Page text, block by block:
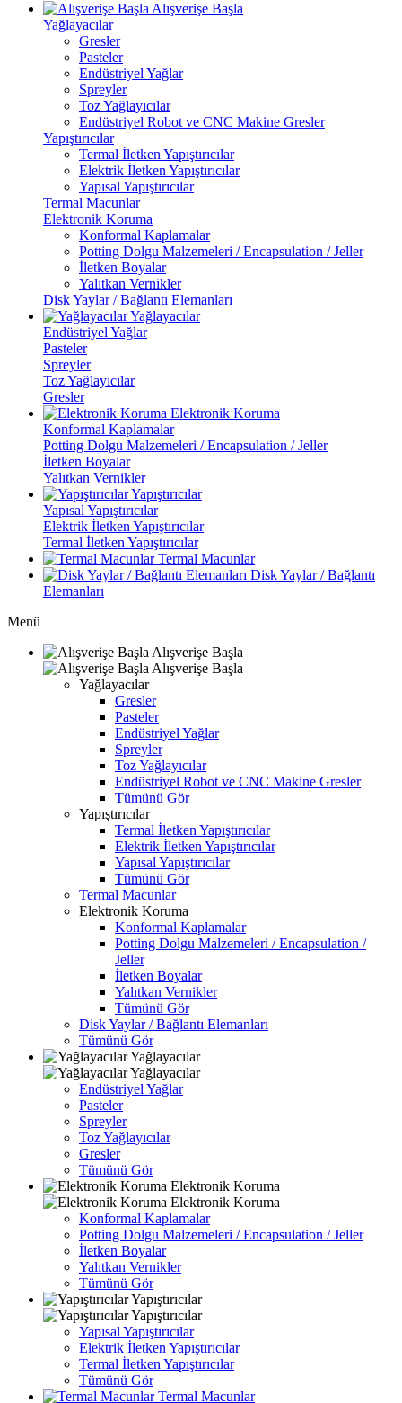
Alışverişe Başla
Yağlayacılar
Gresler
Pasteler
Endüstriyel Yağlar
Spreyler
Toz Yağlayıcılar
Endüstriyel Robot ve CNC Makine Gresler
Yapıştırıcılar
Termal İletken Yapıştırıcılar
Elektrik İletken Yapıştırıcılar
Yapısal Yapıştırıcılar
Termal Macunlar
Elektronik Koruma
Konformal Kaplamalar
Potting Dolgu Malzemeleri / Encapsulation / Jeller
İletken Boyalar
Yalıtkan Vernikler
Disk Yaylar / Bağlantı Elemanları
Yağlayacılar
Endüstriyel Yağlar
Pasteler
Spreyler
Toz Yağlayıcılar
Gresler
Elektronik Koruma
Konformal Kaplamalar
Potting Dolgu Malzemeleri / Encapsulation / Jeller
İletken Boyalar
Yalıtkan Vernikler
Yapıştırıcılar
Yapısal Yapıştırıcılar
Elektrik İletken Yapıştırıcılar
Termal İletken Yapıştırıcılar
Termal Macunlar
Disk Yaylar / Bağlantı
Elemanları
Menü
Alışverişe Başla
Alışverişe Başla
Yağlayacılar
Gresler
Pasteler
Endüstriyel Yağlar
Spreyler
Toz Yağlayıcılar
Endüstriyel Robot ve CNC Makine Gresler
Tümünü Gör
Yapıştırıcılar
Termal İletken Yapıştırıcılar
Elektrik İletken Yapıştırıcılar
Yapısal Yapıştırıcılar
Tümünü Gör
Termal Macunlar
Elektronik Koruma
Konformal Kaplamalar
Potting Dolgu Malzemeleri / Encapsulation /
Jeller
İletken Boyalar
Yalıtkan Vernikler
Tümünü Gör
Disk Yaylar / Bağlantı Elemanları
Tümünü Gör
Yağlayacılar
Yağlayacılar
Endüstriyel Yağlar
Pasteler
Spreyler
Toz Yağlayıcılar
Gresler
Tümünü Gör
Elektronik Koruma
Elektronik Koruma
Konformal Kaplamalar
Potting Dolgu Malzemeleri / Encapsulation / Jeller
İletken Boyalar
Yalıtkan Vernikler
Tümünü Gör
Yapıştırıcılar
Yapıştırıcılar
Yapısal Yapıştırıcılar
Elektrik İletken Yapıştırıcılar
Termal İletken Yapıştırıcılar
Tümünü Gör
Termal Macunlar